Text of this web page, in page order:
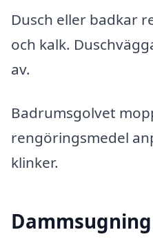
Dusch eller badkar
och kalk.
av.
Badrumsgolvet
rengöringsmedel
klinker.